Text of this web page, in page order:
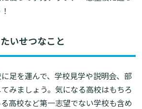
いせつなこと
足を運んで、学校見学や説明会、部
みましょう。気になる高校はもちろ
高校など第一志望でない学校も含め